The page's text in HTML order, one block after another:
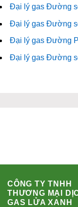
Đại lý gas Đường
Đại lý gas Đường
Đại lý gas Đường
Đại lý gas Đường
CÔNG TY TNHH
THƯƠNG MẠI
GAS LỬA XANH